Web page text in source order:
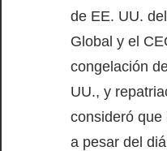
de EE. UU.
Global y el
congelación
UU., y
consideró que
a pesar del